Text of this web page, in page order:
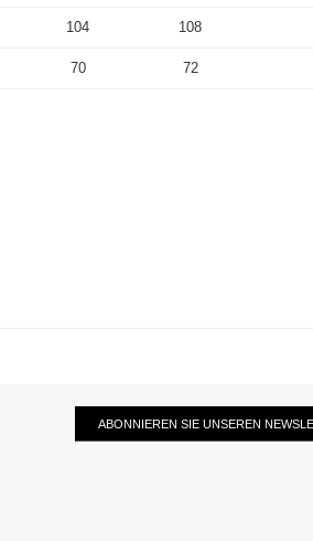
104 108
70 72
ABONNIEREN SIE UNSEREN